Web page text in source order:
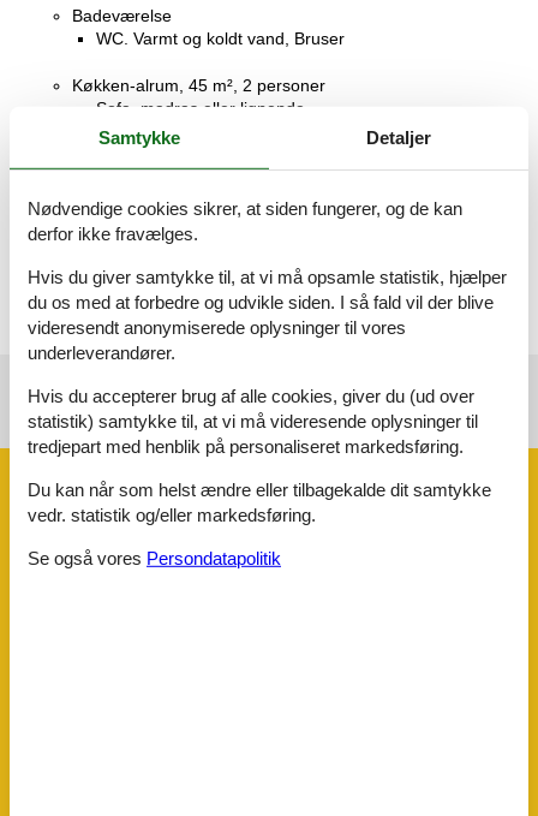
Badeværelse
WC. Varmt og koldt vand, Bruser
Køkken-alrum, 45 m², 2 personer
Sofa, madras eller lignende
Terrasse, 45 m²
Åben terrasse
Terrasse, 80 m²
Åben terrasse
Se nabo emner Se solens gang om emnet 😎
Faciliteter
Aktiviteter
Samtykke Detaljer
Nødvendige cookies sikrer, at siden fungerer, og de kan
derfor ikke fravælges.
Hvis du giver samtykke til, at vi må opsamle statistik, hjælper
du os med at forbedre og udvikle siden. I så fald vil der blive
videresendt anonymiserede oplysninger til vores
underleverandører.
Hvis du accepterer brug af alle cookies, giver du (ud over
statistik) samtykke til, at vi må videresende oplysninger til
tredjepart med henblik på personaliseret markedsføring.
Du kan når som helst ændre eller tilbagekalde dit samtykke
vedr. statistik og/eller markedsføring.
Se også vores Persondatapolitik